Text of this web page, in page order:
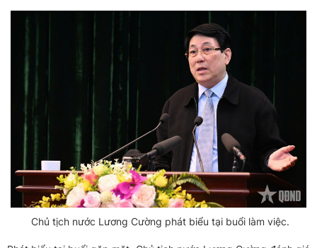
Chủ tịch nước Lương Cường phát biểu tại buổi làm việc.